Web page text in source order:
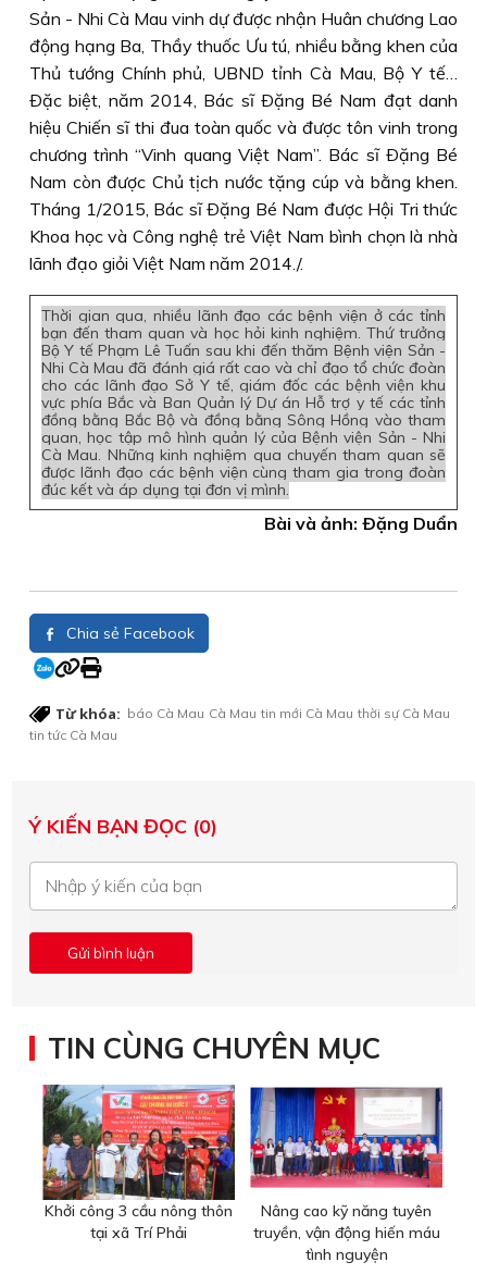
Sản - Nhi Cà Mau vinh dự được nhận Huân chương Lao
động hạng Ba, Thầy thuốc Ưu tú, nhiều bằng khen của
Thủ tướng Chính phủ, UBND tỉnh Cà Mau, Bộ Y tế…
Ðặc biệt, năm 2014, Bác sĩ Ðặng Bé Nam đạt danh
hiệu Chiến sĩ thi đua toàn quốc và được tôn vinh trong
chương trình “Vinh quang Việt Nam”. Bác sĩ Ðặng Bé
Nam còn được Chủ tịch nước tặng cúp và bằng khen.
Tháng 1/2015, Bác sĩ Ðặng Bé Nam được Hội Tri thức
Khoa học và Công nghệ trẻ Việt Nam bình chọn là nhà
lãnh đạo giỏi Việt Nam năm 2014./.
Thời gian qua, nhiều lãnh đạo các bệnh viện ở các tỉnh
bạn đến tham quan và học hỏi kinh nghiệm. Thứ trưởng
Bộ Y tế Phạm Lê Tuấn sau khi đến thăm Bệnh viện Sản -
Nhi Cà Mau đã đánh giá rất cao và chỉ đạo tổ chức đoàn
cho các lãnh đạo Sở Y tế, giám đốc các bệnh viện khu
vực phía Bắc và Ban Quản lý Dự án Hỗ trợ y tế các tỉnh
đồng bằng Bắc Bộ và đồng bằng Sông Hồng vào tham
quan, học tập mô hình quản lý của Bệnh viện Sản - Nhi
Cà Mau. Những kinh nghiệm qua chuyến tham quan sẽ
được lãnh đạo các bệnh viện cùng tham gia trong đoàn
đúc kết và áp dụng tại đơn vị mình.
Bài và ảnh: Ðặng Duẩn
Chia sẻ Facebook
Từ khóa: báo Cà Mau Cà Mau tin mới Cà Mau thời sự Cà Mau
tin tức Cà Mau
Ý KIẾN BẠN ĐỌC (0)
TIN CÙNG CHUYÊN MỤC
Khởi công 3 cầu nông thôn
tại xã Trí Phải
Nâng cao kỹ năng tuyên
truyền, vận động hiến máu
tình nguyện